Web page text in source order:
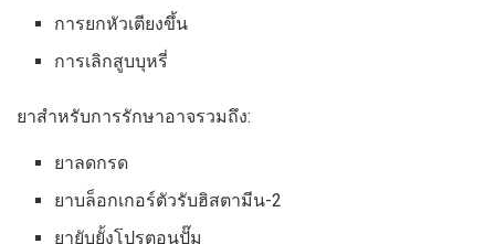
การยกหัวเตียงขึ้น
การเลิกสูบบุหรี่
ยาสำหรับการรักษาอาจรวมถึง:
ยาลดกรด
ยาบล็อกเกอร์ตัวรับฮิสตามีน-2
ยายับยั้งโปรตอนปั๊ม